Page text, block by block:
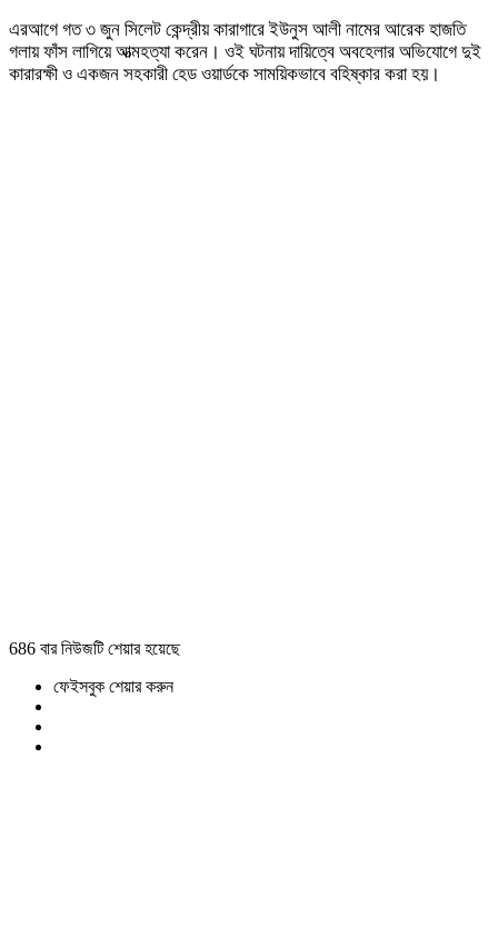
এরআগে গত ৩ জুন সিলেট কেন্দ্রীয় কারাগারে ইউনুস আলী নামের আরেক হাজতি
গলায় ফাঁস লাগিয়ে আত্মহত্যা করেন। ওই ঘটনায় দায়িত্বে অবহেলার অভিযোগে দুই
কারারক্ষী ও একজন সহকারী হেড ওয়ার্ডকে সাময়িকভাবে বহিষ্কার করা হয়।
686 বার নিউজটি শেয়ার হয়েছে
ফেইসবুক শেয়ার করুন